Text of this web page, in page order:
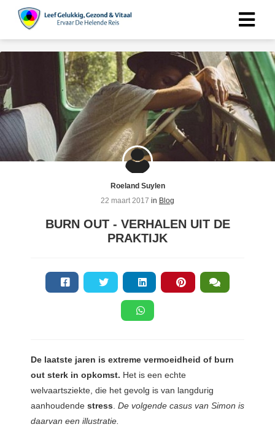
Roeland Suylen
22 maart 2017 in Blog
BURN OUT - VERHALEN UIT DE
PRAKTIJK
De laatste jaren is extreme vermoeidheid of burn
out sterk in opkomst. Het is een echte
welvaartsziekte, die het gevolg is van langdurig
aanhoudende stress De volgende casus van Simon is
daarvan een illustratie.